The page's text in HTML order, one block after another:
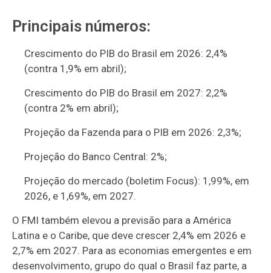
Principais números:
Crescimento do PIB do Brasil em 2026: 2,4%
(contra 1,9% em abril);
Crescimento do PIB do Brasil em 2027: 2,2%
(contra 2% em abril);
Projeção da Fazenda para o PIB em 2026: 2,3%;
Projeção do Banco Central: 2%;
Projeção do mercado (boletim Focus): 1,99%, em
2026, e 1,69%, em 2027.
O FMI também elevou a previsão para a América
Latina e o Caribe, que deve crescer 2,4% em 2026 e
2,7% em 2027. Para as economias emergentes e em
desenvolvimento, grupo do qual o Brasil faz parte, a